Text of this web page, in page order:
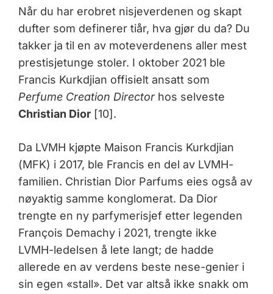
Når du har erobret nisjeverdenen og skapt
dufter som definerer tiår, hva gjør du da? Du
takker ja til en av moteverdenens aller mest
prestisjetunge stoler. I oktober 2021 ble
Francis Kurkdjian offisielt ansatt som
Perfume Creation Directorhos selveste
Christian Dior[10].
Da LVMH kjøpte Maison Francis Kurkdjian
(MFK) i 2017, ble Francis en del av LVMH-
familien. Christian Dior Parfums eies også av
nøyaktig samme konglomerat. Da Dior
trengte en ny parfymerisjef etter legenden
François Demachy i 2021, trengte ikke
LVMH-ledelsen å lete langt; de hadde
allerede en av verdens beste nese-genier i
sin egen «stall». Det var altså ikke snakk om